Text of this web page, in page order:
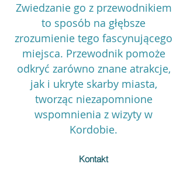
Zwiedzanie go z przewodnikiem
to sposób na głębsze
zrozumienie tego fascynującego
miejsca. Przewodnik pomoże
odkryć zarówno znane atrakcje,
jak i ukryte skarby miasta,
tworząc niezapomnione
wspomnienia z wizyty w
Kordobie.
Kontakt